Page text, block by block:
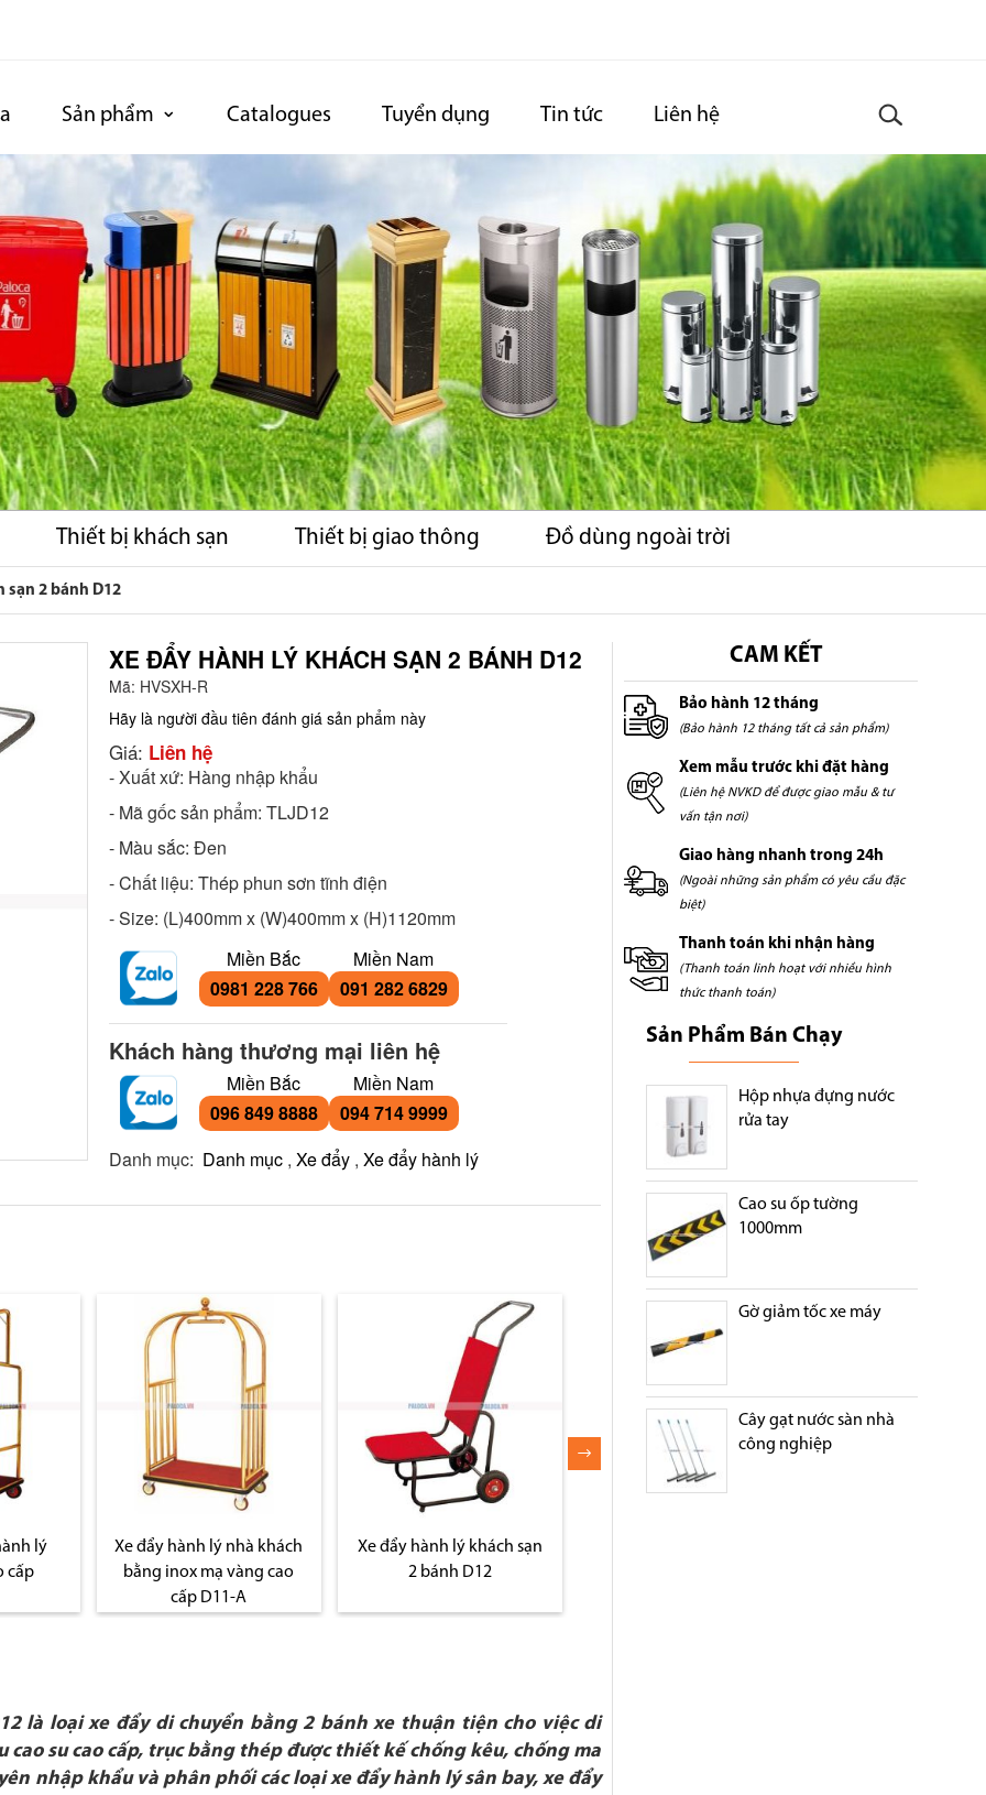
Sản phẩm Catalogues Tuyển dụng Tin tức Liên hệ
Thiết bị khách sạn Thiết bị giao thông Đồ dùng ngoài trời
sạn 2 bánh D12
XE ĐẨY HÀNH LÝ KHÁCH SẠN 2 BÁNH D12
Mã: HVSXH-R
Hãy là người đầu tiên đánh giá sản phẩm này
Giá: Liên hệ
- Xuất xứ: Hàng nhập khẩu
- Mã gốc sản phẩm: TLJD12
- Màu sắc: Đen
- Chất liệu: Thép phun sơn tĩnh điện
- Size: (L)400mm x (W)400mm x (H)1120mm
Miền Bắc
0981 228 766
Miền Nam
091 282 6829
Khách hàng thương mại liên hệ
Miền Bắc
096 849 8888
Miền Nam
094 714 9999
Danh mục: Danh mục , Xe đẩy , Xe đẩy hành lý
lý
cấp
Xe đẩy hành lý nhà khách
bằng inox mạ vàng cao
cấp D11-A
Xe đẩy hành lý khách sạn
2 bánh D12
là loại xe đẩy di chuyển bằng 2 bánh xe thuận tiện cho việc di
su cao cấp, trục bằng thép được thiết kế chống kêu, chống ma
nhập khẩu và phân phối các loại xe đẩy hành lý sân bay, xe đẩy
CAM KẾT
Bảo hành 12 tháng
(Bảo hành 12 tháng tất cả sản phẩm)
Xem mẫu trước khi đặt hàng
(Liên hệ NVKD để được giao mẫu & tư
vấn tận nơi)
Giao hàng nhanh trong 24h
(Ngoài những sản phẩm có yêu cầu đặc
biệt)
Thanh toán khi nhận hàng
(Thanh toán linh hoạt với nhiều hình
thức thanh toán)
Sản Phẩm Bán Chạy
Hộp nhựa đựng nước
rửa tay
Cao su ốp tường
1000mm
Gờ giảm tốc xe máy
Cây gạt nước sàn nhà
công nghiệp